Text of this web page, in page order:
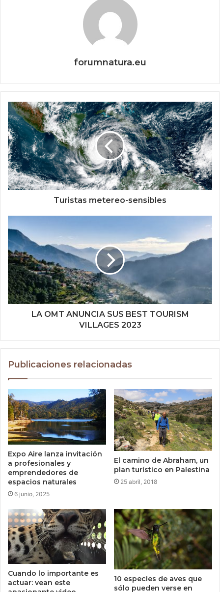
forumnatura.eu
Turistas metereo-sensibles
LA OMT ANUNCIA SUS BEST TOURISM
VILLAGES 2023
Publicaciones relacionadas
Expo Aire lanza invitación
a profesionales y
emprendedores de
espacios naturales
6 junio, 2025
El camino de Abraham, un
plan turístico en Palestina
25 abril, 2018
Cuando lo importante es
actuar: vean este
10 especies de aves que
sólo pueden verse en